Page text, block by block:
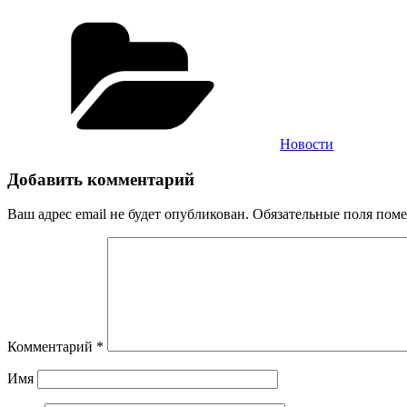
Новости
Добавить комментарий
Ваш адрес email не будет опубликован. Обязательные поля
Комментарий *
Имя